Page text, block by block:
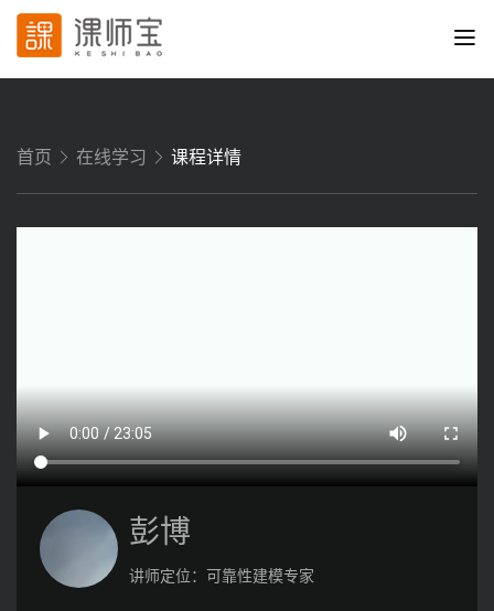
首页 在线学习 课程详情
彭博
讲师定位： 可靠性建模专家